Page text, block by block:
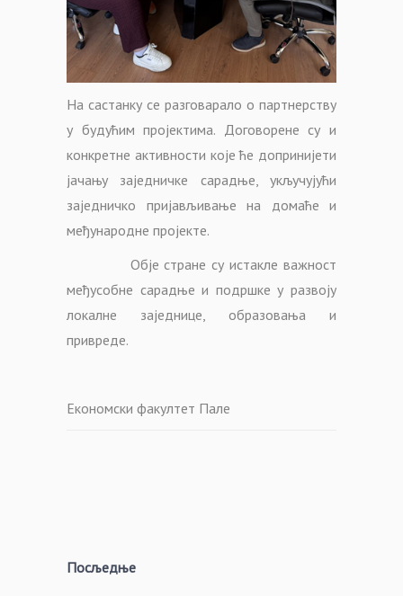
На састанку се разговарало о партнерству
у будућим пројектима. Договорене су и
конкретне активности које ће допринијети
јачању заједничке сарадње, укључујући
заједничко пријављивање на домаће и
међународне пројекте.
Обје стране су истакле важност
међусобне сарадње и подршке у развоју
локалне заједнице, образовања и
привреде.
Економски факултет Пале
Посљедње